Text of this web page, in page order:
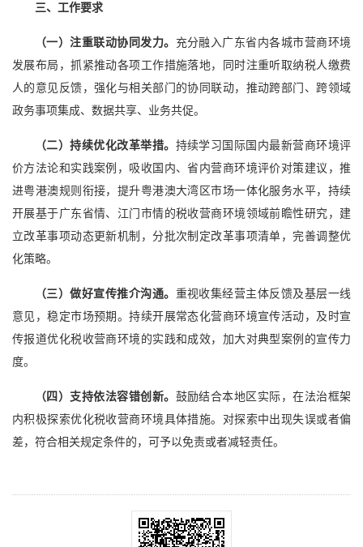
三、工作要求
（一）注重联动协同发力。 充分融入广东省内各城市营商环境
发展布局，抓紧推动各项工作措施落地，同时注重听取纳税人缴费
人的意见反馈，强化与相关部门的协同联动，推动跨部门、跨领域
政务事项集成、数据共享、业务共促。
（二）持续优化改革举措。 持续学习国际国内最新营商环境评
价方法论和实践案例，吸收国内、省内营商环境评价对策建议，推
进粤港澳规则衔接，提升粤港澳大湾区市场一体化服务水平，持续
开展基于广东省情、江门市情的税收营商环境领域前瞻性研究，建
立改革事项动态更新机制，分批次制定改革事项清单，完善调整优
化策略。
（三）做好宣传推介沟通。 重视收集经营主体反馈及基层一线
意见，稳定市场预期。持续开展常态化营商环境宣传活动，及时宣
传报道优化税收营商环境的实践和成效，加大对典型案例的宣传力
度。
（四）支持依法容错创新。 鼓励结合本地区实际，在法治框架
内积极探索优化税收营商环境具体措施。对探索中出现失误或者偏
差，符合相关规定条件的，可予以免责或者减轻责任。